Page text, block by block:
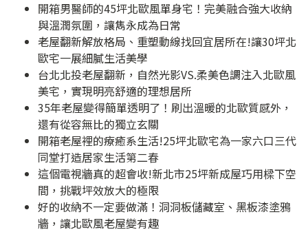
開箱男醫師的45坪北歐風單身宅！完美融合強大收納
與溫潤氛圍，讓雋永成為日常
老屋翻新解放格局、重塑動線找回宜居所在!讓30坪北
歐宅一展細膩生活美學
台北北投老屋翻新，自然光影VS.柔美色調注入北歐風
美宅，實現明亮舒適的理想居所
35年老屋變得簡單透明了！刷出溫暖的北歐質感外，
還有從容無比的獨立玄關
開箱老屋裡的療癒系生活!25坪北歐宅為一家六口三代
同堂打造居家生活第二春
這個電視牆真的超會收!新北市25坪新成屋巧用樑下空
間，挑戰坪效放大的極限
好的收納不一定要做滿！洞洞板儲藏室、黑板漆塗鴉
牆，讓北歐風老屋變有趣